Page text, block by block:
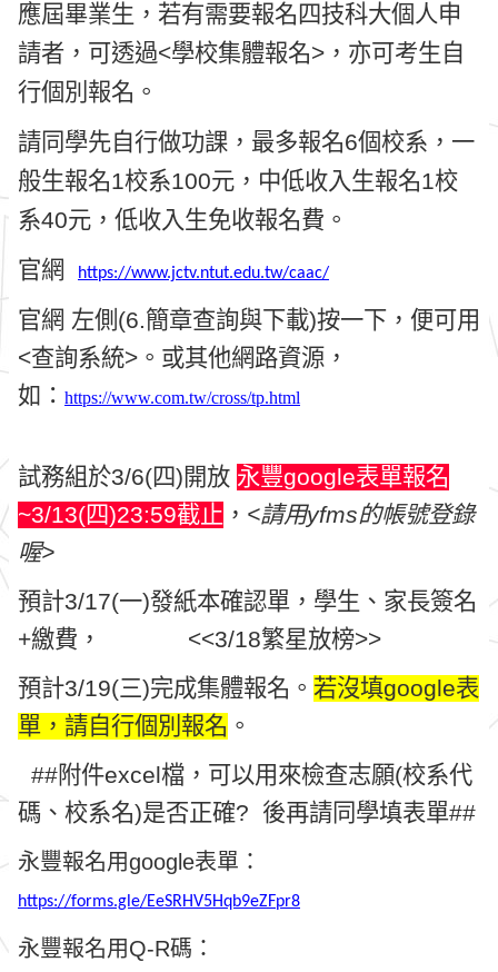
應屆畢業生，若有需要報名四技科大個人申
請者，可透過<學校集體報名>，亦可考生自
行個別報名。
請同學先自行做功課，最多報名6個校系， 一
般生報名1校系100元，中低收入生報名1校
系40元，低收入生免收報名費。
官網
https://www.jctv.ntut.edu.tw/caac/
官網 左側(6.簡章查詢與下載)按一下，便可用
<查詢系統>。或其他網路資源，
如： https://www.com.tw/cross/tp.html
試務組於3/6(四)開放 永豐google表單報名
~3/13(四)23:59截止 ， <請用yfms的帳號登錄
喔>
預計3/17(一)發紙本確認單，學生、家長簽名
+繳費， <<3/18繁星放榜>>
預計3/19(三)完成集體報名。 若沒填google表
單，請自行個別報名 。
##附件excel檔，可以用來檢查志願(校系代
碼、校系名)是否正確? 後再請同學填表單##
永豐報名用google表單：
https://forms.gle/EeSRHV5Hqb9eZFpr8
永豐報名用Q-R碼：